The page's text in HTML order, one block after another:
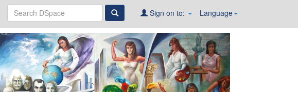
Language
Sign on to: